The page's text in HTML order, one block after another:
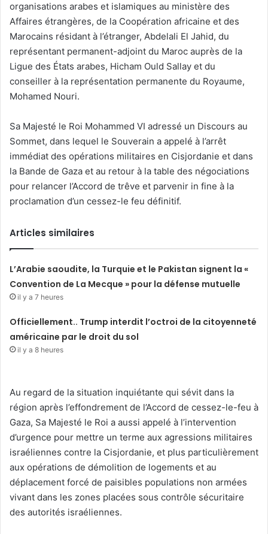
organisations arabes et islamiques au ministère des
Affaires étrangères, de la Coopération africaine et des
Marocains résidant à l’étranger, Abdelali El Jahid, du
représentant permanent-adjoint du Maroc auprès de la
Ligue des États arabes, Hicham Ould Sallay et du
conseiller à la représentation permanente du Royaume,
Mohamed Nouri.
Sa Majesté le Roi Mohammed VI adressé un Discours au
Sommet, dans lequel le Souverain a appelé à l’arrêt
immédiat des opérations militaires en Cisjordanie et dans
la Bande de Gaza et au retour à la table des négociations
pour relancer l’Accord de trêve et parvenir in fine à la
proclamation d’un cessez-le feu définitif.
Articles similaires
L’Arabie saoudite, la Turquie et le Pakistan signent la «
Convention de La Mecque » pour la défense mutuelle
il y a 7 heures
Officiellement.. Trump interdit l’octroi de la citoyenneté
américaine par le droit du sol
il y a 8 heures
Au regard de la situation inquiétante qui sévit dans la
région après l’effondrement de l’Accord de cessez-le-feu à
Gaza, Sa Majesté le Roi a aussi appelé à l’intervention
d’urgence pour mettre un terme aux agressions militaires
israéliennes contre la Cisjordanie, et plus particulièrement
aux opérations de démolition de logements et au
déplacement forcé de paisibles populations non armées
vivant dans les zones placées sous contrôle sécuritaire
des autorités israéliennes.